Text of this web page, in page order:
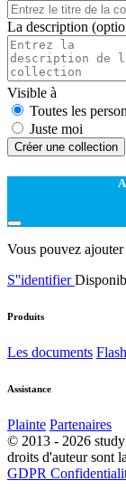
La description
Visible à
Toutes les
Juste moi
Créer une collection
Vous pouvez
S''identifier
Produits
Les documents
Assistance
Plainte Partenaires
© 2013 - 2026
droits d'auteur sont
GDPR